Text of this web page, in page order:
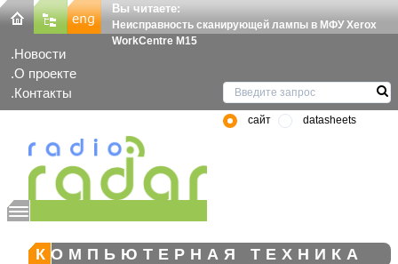
Вы читаете:
Неисправность сканирующей лампы в МФУ Xerox
WorkCentre M15
Новости
О проекте
Контакты
сайт datasheets
КОМПЬЮТЕРНАЯ ТЕХНИКА